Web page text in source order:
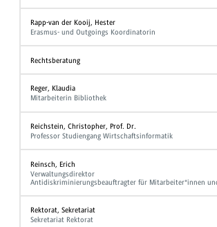
Rapp-van der Kooij, Hester
Erasmus- und Outgoings Koordinatorin
Rechtsberatung
Reger, Klaudia
Mitarbeiterin Bibliothek
Reichstein, Christopher, Prof. Dr.
Professor Studiengang Wirtschaftsinformatik
Reinsch, Erich
Verwaltungsdirektor
Antidiskriminierungsbeauftragter für Mitarbeiter*innen
Rektorat, Sekretariat
Sekretariat Rektorat